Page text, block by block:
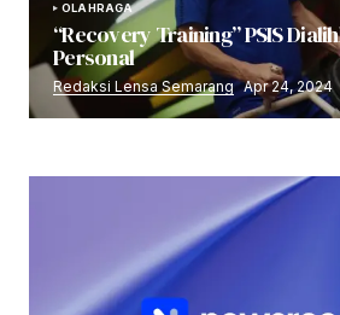
OLAHRAGA
“Recovery Training” PSIS
Personal
Redaksi Lensa Semarang Apr 24, 2024